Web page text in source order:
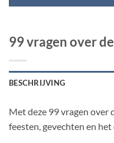
99 vragen over
BESCHRIJVING
Met deze 99 vragen over
feesten, gevechten en